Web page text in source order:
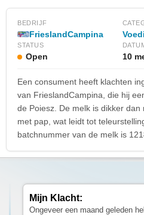
BEDRIJF
FrieslandCampina
STATUS
Open 10
Een consument heeft klachten
van FrieslandCampina, die hij
de Poiesz. De melk is dikker
met pap, wat leidt tot
batchnummer van de melk is
Mijn Klacht:
Ongeveer een maand geleden